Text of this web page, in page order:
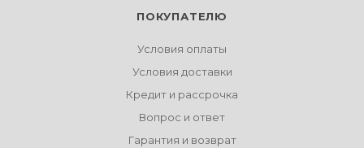
ПОКУПАТЕЛЮ
Условия оплаты
Условия доставки
Кредит и рассрочка
Вопрос и ответ
Гарантия и возврат